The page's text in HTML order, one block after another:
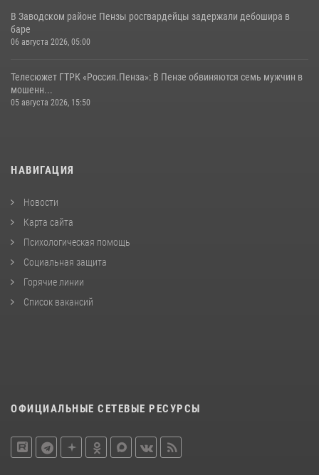
В Заводском районе Пензы росгвардейцы задержали дебошира в
баре
06 августа 2026, 05:00
Телесюжет ГТРК «Россия.Пенза»: В Пензе обвиняются семь мужчин в
мошенн...
05 августа 2026, 15:50
НАВИГАЦИЯ
Новости
Карта сайта
Психологическая помощь
Социальная защита
Горячие линии
Список вакансий
ОФИЦИАЛЬНЫЕ СЕТЕВЫЕ РЕСУРСЫ